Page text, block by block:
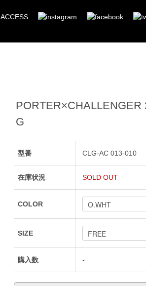
ACCESS
PORTER×CHALLENGER
G
型番 CLG-AC 013-010
在庫状況 SOLD OUT
COLOR
SIZE
購入数 -